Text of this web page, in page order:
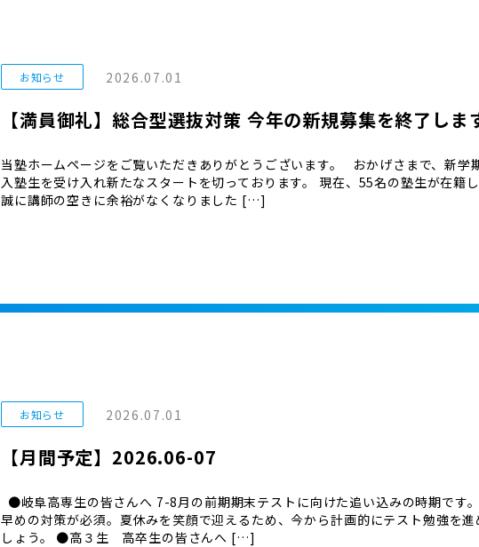
お知らせ 2026.07.01
【満員御礼】総合型選抜対策 今年の新規募集を終了しま
当塾ホームページをご覧いただきありがとうございます。 おかげさまで、新学
入塾生を受け入れ新たなスタートを切っております。 現在、55名の塾生が在籍し
誠に講師の空きに余裕がなくなりました […]
お知らせ 2026.07.01
【月間予定】2026.06-07
●岐阜高専生の皆さんへ 7-8月の前期期末テストに向けた追い込みの時期です
早めの対策が必須。夏休みを笑顔で迎えるため、今から計画的にテスト勉強を進
しょう。 ●高３生 高卒生の皆さんへ […]